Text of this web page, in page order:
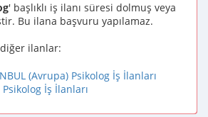
' başlıklı iş ilanı süresi dolmuş veya
Bu ilana başvuru yapılamaz.
ilanlar:
(Avrupa) Psikolog İş İlanları
İş İlanları